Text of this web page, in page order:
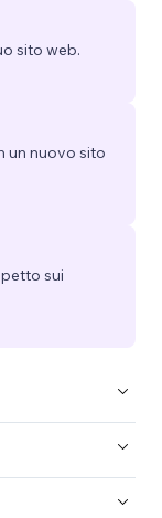
sito web.
un nuovo sito
sui